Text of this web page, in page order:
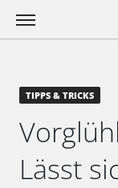
TIPPS & TRICKS
Lässt